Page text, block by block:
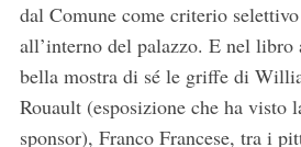
dal Comune come criterio
all’interno del palazzo. E nel libro
bella mostra di sé le griffe di
Rouault (esposizione che ha visto
sponsor), Franco Francese, tra i